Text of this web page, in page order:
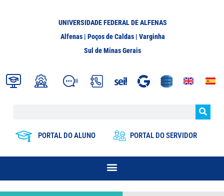
UNIVERSIDADE FEDERAL DE ALFENAS
Alfenas | Poços de Caldas | Varginha
Sul de Minas Gerais
PORTAL DO ALUNO PORTAL DO SERVIDOR